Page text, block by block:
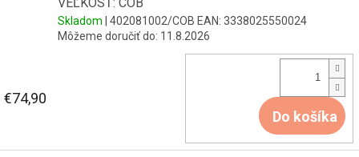
Skladom | 402081002/COB EAN: 3338025550024
Môžeme doručiť do: 11.8.2026
€74,90
Do košíka